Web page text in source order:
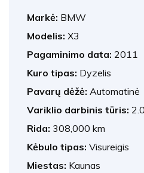
Markė: BMW
Modelis: X3
Pagaminimo data: 2011
Kuro tipas: Dyzelis
Pavarų dėžė: Automatinė
Variklio darbinis tūris:
Rida: 308,000 km
Kėbulo tipas: Visureigis
Miestas: Kaunas